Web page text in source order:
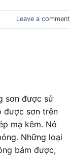
Leave a comment
sơn được sử
được sơn trên
mạ kẽm. Nó
Những loại
bám được,